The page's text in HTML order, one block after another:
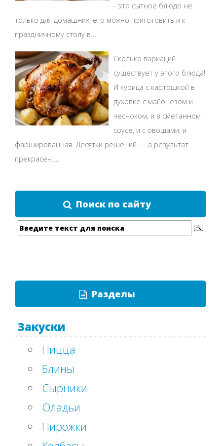
- это сытное блюдо не
только для домашних, его можно приготовить и к
праздничному столу в...
Сколько вариаций
существует у этого блюда!
И курица с картошкой в
духовке с майонезом и
чесноком, и в сметанном
соусе, и с овощами, и
фаршированная. Десятки решений — а результат
прекрасен:...
Поиск по сайту
Разделы
Закуски
Пицца
Блины
Сырники
Оладьи
Пирожки